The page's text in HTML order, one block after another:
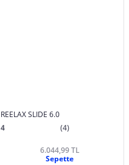
REELAX SLIDE 6.0
4
(4)
6.044,99 TL
Sepette